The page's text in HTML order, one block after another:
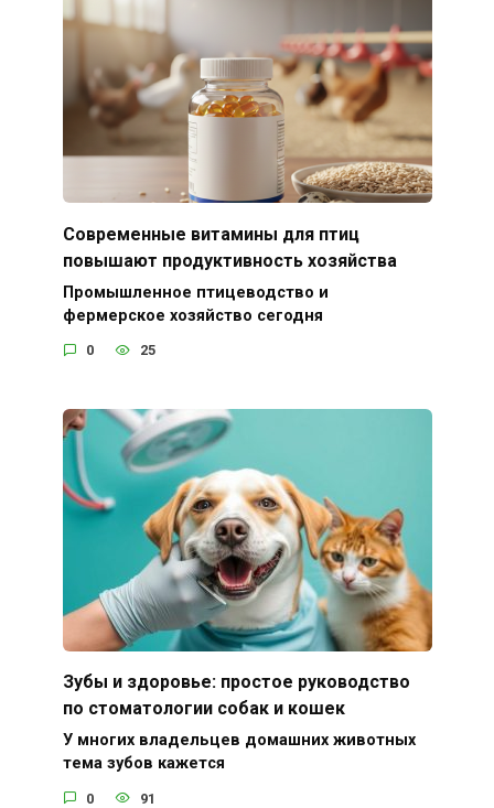
Современные витамины для птиц
повышают продуктивность хозяйства
Промышленное птицеводство и
фермерское хозяйство сегодня
0 25
Зубы и здоровье: простое руководство
по стоматологии собак и кошек
У многих владельцев домашних животных
тема зубов кажется
0 91